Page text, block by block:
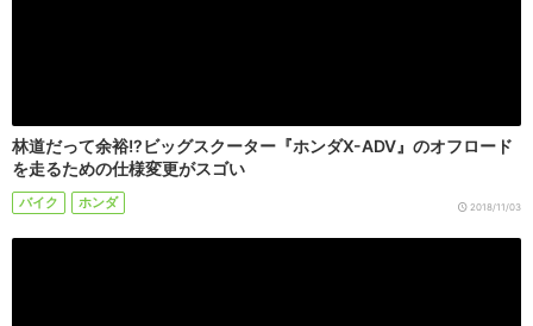
林道だって余裕!?ビッグスクーター『ホンダX-ADV』のオフロード
を走るための仕様変更がスゴい
バイク ホンダ 2018/11/03